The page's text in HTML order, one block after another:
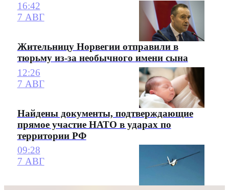
16:42
7 АВГ
Жительницу Норвегии отправили в
тюрьму из-за необычного имени сына
12:26
7 АВГ
Найдены документы, подтверждающие
прямое участие НАТО в ударах по
территории РФ
09:28
7 АВГ